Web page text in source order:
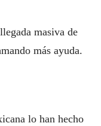
masiva de
más ayuda.
lo han hecho